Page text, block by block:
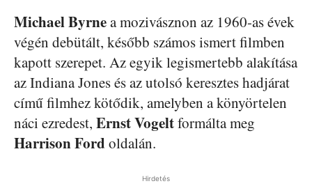
Michael Byrnea mozivásznon az 1960-as évek
végén debütált, később számos ismert filmben
kapott szerepet. Az egyik legismertebb alakítása
az Indiana Jones és az utolsó keresztes hadjárat
című filmhez kötődik, amelyben a könyörtelen
náci ezredest, Ernst Vogeltformálta meg
Harrison Ford oldalán.
Hirdetés